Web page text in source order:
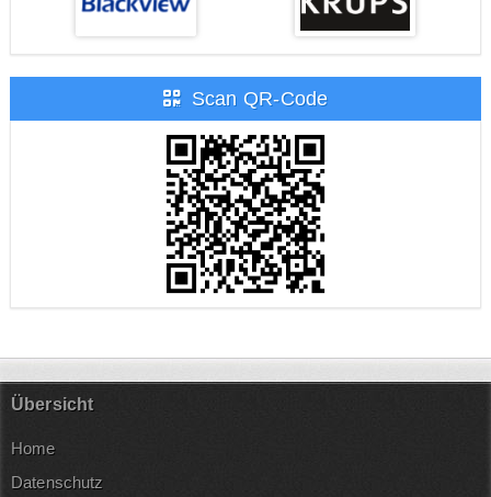
Scan QR-Code
Übersicht
Home
Datenschutz